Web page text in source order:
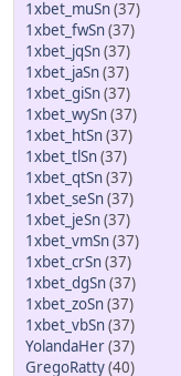
1xbet_muSn(37)
1xbet_fwSn(37)
1xbet_jqSn(37)
1xbet_jaSn(37)
1xbet_giSn(37)
1xbet_wySn(37)
1xbet_htSn(37)
1xbet_tlSn(37)
1xbet_qtSn(37)
1xbet_seSn(37)
1xbet_jeSn(37)
1xbet_vmSn(37)
1xbet_crSn(37)
1xbet_dgSn(37)
1xbet_zoSn(37)
1xbet_vbSn(37)
YolandaHer(37)
GregoRatty(40)